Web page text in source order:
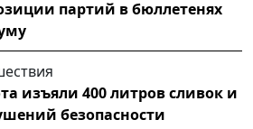
партий в бюллетенях
изъяли 400 литров сливок и
безопасности